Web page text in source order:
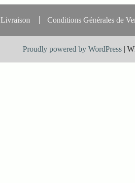
Livraison Conditions Générales de
Proudly powered by WordPress |